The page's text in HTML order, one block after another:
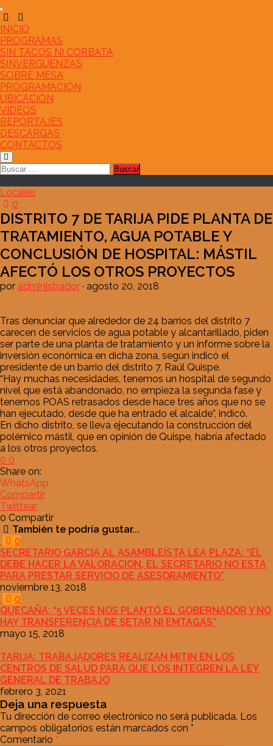
Saltar
al
contenido
INICIO
PROGRAMAS
SIN TACOS NI CORBATA
SINVERGÜENZAS
SOBRE MESA
PROGRAMACIÓN
UBICACIÓN
VIDEOS
REPORTAJES
DESCARGAS
CONTACTOS
Buscar:
Locales
0
DISTRITO 7 DE TARIJA PIDE PLANTA DE
TRATAMIENTO, AGUA POTABLE Y
CONCLUSIÓN DE HOSPITAL: MÁSTIL
AFECTÓ LOS OTROS PROYECTOS
por administrador · agosto 20, 2018
Tras denunciar que alrededor de 24 barrios del distrito 7
carecen de servicios de agua potable y alcantarillado, piden
ser parte de una planta de tratamiento y un informe sobre la
inversión económica en dicha zona, según indicó el
presidente de un barrio del distrito 7, Raúl Quispe.
“Hay muchas necesidades, tenemos un hospital de segundo
nivel que está abandonado, no empieza la segunda fase y
tenemos POAS retrasados desde hace tres años que no se
han ejecutado, desde que ha entrado el alcalde”, indicó.
En dicho distrito, se lleva ejecutando la construcción del
polémico mástil, que en opinión de Quispe, habría afectado
a los otros proyectos.
0 0
Share on:
WhatsApp
Compartir
Twittear
0 Compartir
También te podría gustar...
0
SECRETARIO GARCÍA AL ASAMBLEÍSTA LEA PLAZA: “ÉL
DEBE HACER LA VALORACION, EL SECRETARIO NO ESTA
PARA PRESTAR SERVICIO DE ASESORAMIENTO”
noviembre 13, 2018
0
QUECAÑA: “5 VECES NOS PLANTÓ EL GOBERNADOR Y NO
HAY TRANSFERENCIA DE SETAR NI EMTAGAS”
mayo 15, 2018
TARIJA: TRABAJADORES REALIZAN MITIN EN LOS
CENTROS DE SALUD PARA QUE LOS INTEGREN LA LEY
GENERAL DE TRABAJO
febrero 3, 2021
Deja una respuesta
Tu dirección de correo electrónico no será publicada. Los
campos obligatorios están marcados con *
Comentario *